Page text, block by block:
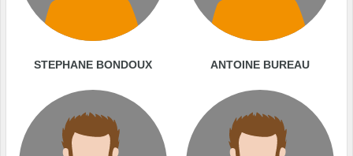
STEPHANE BONDOUX ANTOINE BUREAU